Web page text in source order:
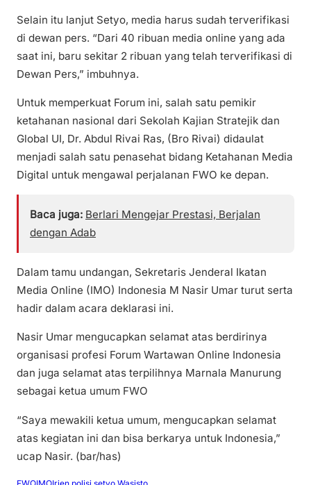
Selain itu lanjut Setyo, media harus sudah terverifikasi
di dewan pers. “Dari 40 ribuan media online yang ada
saat ini, baru sekitar 2 ribuan yang telah terverifikasi di
Dewan Pers,” imbuhnya.
Untuk memperkuat Forum ini, salah satu pemikir
ketahanan nasional dari Sekolah Kajian Stratejik dan
Global UI, Dr. Abdul Rivai Ras, (Bro Rivai) didaulat
menjadi salah satu penasehat bidang Ketahanan Media
Digital untuk mengawal perjalanan FWO ke depan.
Baca juga: Berlari Mengejar Prestasi, Berjalan
dengan Adab
Dalam tamu undangan, Sekretaris Jenderal Ikatan
Media Online (IMO) Indonesia M Nasir Umar turut serta
hadir dalam acara deklarasi ini.
Nasir Umar mengucapkan selamat atas berdirinya
organisasi profesi Forum Wartawan Online Indonesia
dan juga selamat atas terpilihnya Marnala Manurung
sebagai ketua umum FWO
“Saya mewakili ketua umum, mengucapkan selamat
atas kegiatan ini dan bisa berkarya untuk Indonesia,”
ucap Nasir. (bar/has)